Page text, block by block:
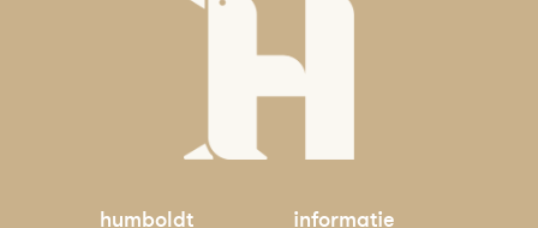
humboldt informatie